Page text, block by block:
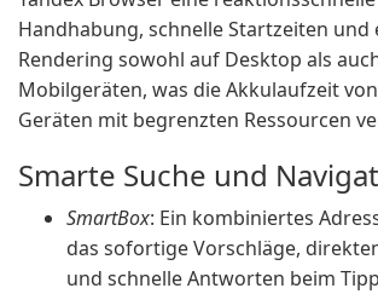
Handhabung, schnelle Startzeiten und
Rendering sowohl auf Desktop als
Mobilgeräten, was die Akkulaufzeit
Geräten mit begrenzten Ressourcen
Smarte Suche und
SmartBox: Ein kombiniertes
das sofortige Vorschläge,
und schnelle Antworten beim